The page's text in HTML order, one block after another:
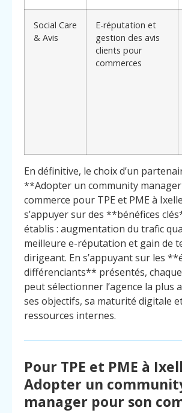
Social Care
& Avis
E-réputation et
gestion des avis
clients pour
commerces
En définitive, le choix d’un
**Adopter un community
commerce pour TPE et PME à
s’appuyer sur des **bénéfices
établis : augmentation du trafic
meilleure e-réputation et gain de
dirigeant. En s’appuyant sur les
différenciants** présentés,
peut sélectionner l’agence la plus
ses objectifs, sa maturité digitale
ressources internes.
Pour TPE et PME à
Adopter un
manager pour son